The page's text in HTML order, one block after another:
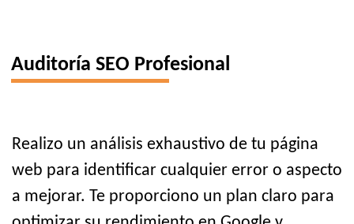
Auditoría SEO Profesional
Realizo un análisis exhaustivo de tu página
web para identificar cualquier error o aspecto
a mejorar. Te proporciono un plan claro para